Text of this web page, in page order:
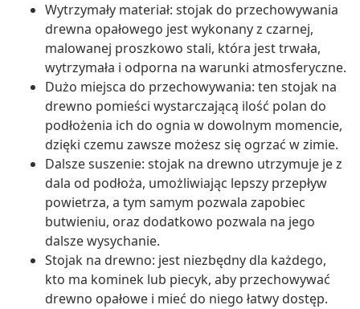
Wytrzymały materiał: stojak do przechowywania
drewna opałowego jest wykonany z czarnej,
malowanej proszkowo stali, która jest trwała,
wytrzymała i odporna na warunki atmosferyczne.
Dużo miejsca do przechowywania: ten stojak na
drewno pomieści wystarczającą ilość polan do
podłożenia ich do ognia w dowolnym momencie,
dzięki czemu zawsze możesz się ogrzać w zimie.
Dalsze suszenie: stojak na drewno utrzymuje je z
dala od podłoża, umożliwiając lepszy przepływ
powietrza, a tym samym pozwala zapobiec
butwieniu, oraz dodatkowo pozwala na jego
dalsze wysychanie.
Stojak na drewno: jest niezbędny dla każdego,
kto ma kominek lub piecyk, aby przechowywać
drewno opałowe i mieć do niego łatwy dostęp.